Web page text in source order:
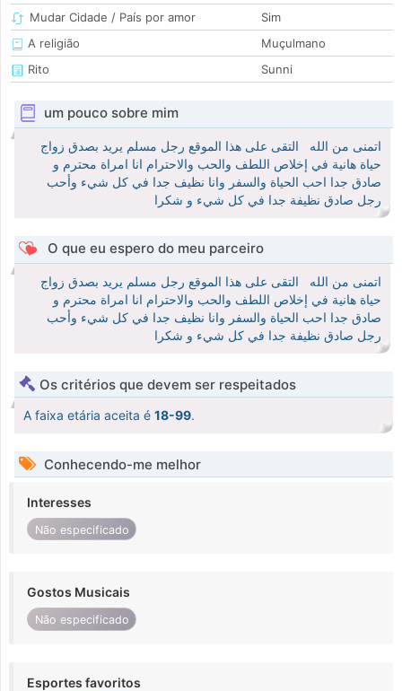
Mudar Cidade / País por amor
Sim
A religião
Muçulmano
Rito
Sunni
um pouco sobre mim
اتمنى من الله التقى على هذا الموقع رجل مسلم يريد بصدق زواج
حياة هانية في إخلاص اللطف والحب والاحترام انا امراة محترم و
صادق جدا احب الحياة والسفر وانا نظيف جدا في كل شيء وأحب
رجل صادق نظيفة جدا في كل شيء و شكرا
O que eu espero do meu parceiro
اتمنى من الله التقى على هذا الموقع رجل مسلم يريد بصدق زواج
حياة هانية في إخلاص اللطف والحب والاحترام انا امراة محترم و
صادق جدا احب الحياة والسفر وانا نظيف جدا في كل شيء وأحب
رجل صادق نظيفة جدا في كل شيء و شكرا
Os critérios que devem ser respeitados
A faixa etária aceita é 18-99.
Conhecendo-me melhor
Interesses
Não especificado
Gostos Musicais
Não especificado
Esportes favoritos